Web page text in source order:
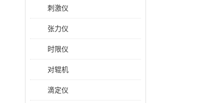
刺激仪
张力仪
时限仪
对辊机
滴定仪